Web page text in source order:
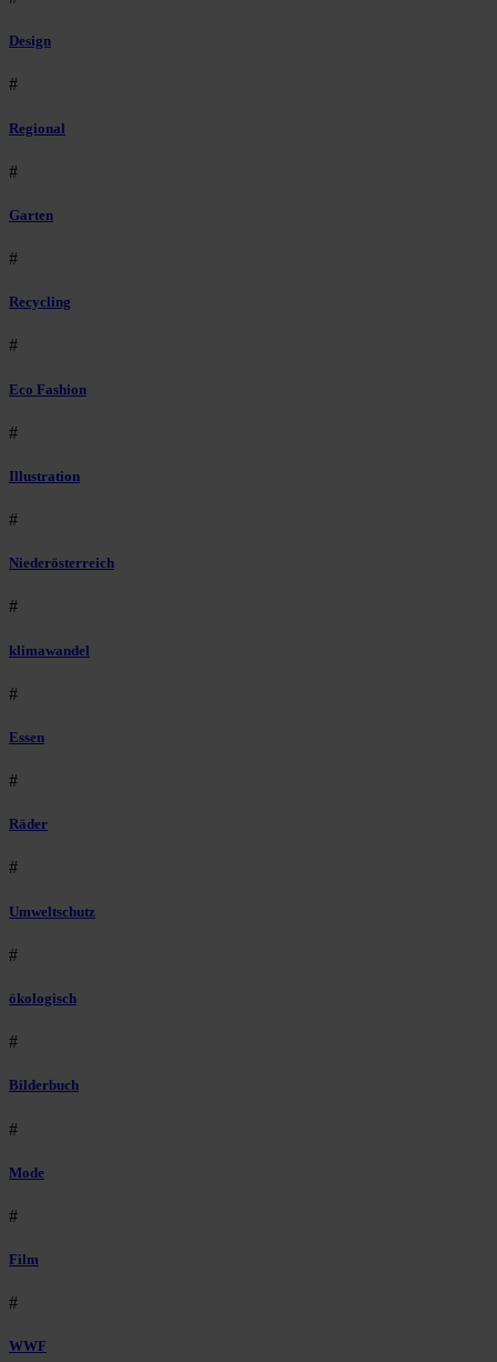
Design
#
Regional
#
Garten
#
Recycling
#
Eco Fashion
#
Illustration
#
Niederösterreich
#
klimawandel
#
Essen
#
Räder
#
Umweltschutz
#
ökologisch
#
Bilderbuch
#
Mode
#
Film
#
WWF